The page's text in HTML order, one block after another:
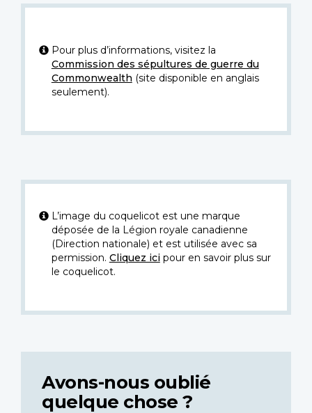
Pour plus d’informations, visitez la
Commission des sépultures de guerre du
Commonwealth (site disponible en anglais
seulement).
L’image du coquelicot est une marque
déposée de la Légion royale canadienne
(Direction nationale) et est utilisée avec sa
permission. Cliquez icipour en savoir plus sur
le coquelicot.
Avons-nous oublié
quelque chose ?